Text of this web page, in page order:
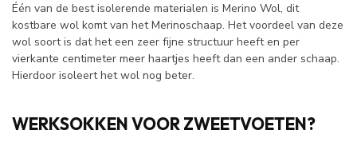
Één van de best isolerende materialen is Merino Wol, dit
kostbare wol komt van het Merinoschaap. Het voordeel van deze
wol soort is dat het een zeer fijne structuur heeft en per
vierkante centimeter meer haartjes heeft dan een ander schaap.
Hierdoor isoleert het wol nog beter.
WERKSOKKEN VOOR ZWEETVOETEN?